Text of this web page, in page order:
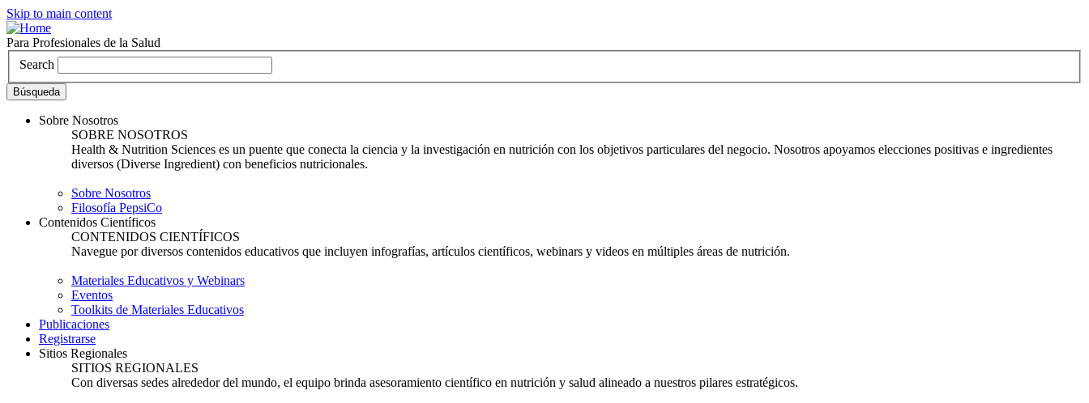
Skip to main content
Para Profesionales de la Salud
Search
Sobre Nosotros
SOBRE NOSOTROS
Health & Nutrition Sciences es un puente que conecta la ciencia y la investigación en nutrición con los objetivos particulares del negocio. Nosotros apoyamos elecciones positivas e ingredientes
diversos (Diverse Ingredient) con beneficios nutricionales.
Sobre Nosotros
Filosofía PepsiCo
Contenidos Científicos
CONTENIDOS CIENTÍFICOS
Navegue por diversos contenidos educativos que incluyen infografías, artículos científicos, webinars y videos en múltiples áreas de nutrición.
Materiales Educativos y Webinars
Eventos
Toolkits de Materiales Educativos
Publicaciones
Registrarse
Sitios Regionales
SITIOS REGIONALES
Con diversas sedes alrededor del mundo, el equipo brinda asesoramiento científico en nutrición y salud alineado a nuestros pilares estratégicos.